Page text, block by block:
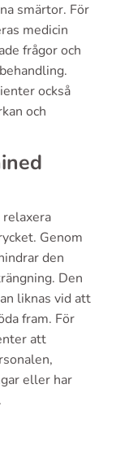
smärtor. För
medicin
frågor och
också
och
Genom
den
Den
liknas vid att
fram. För
att
eller har